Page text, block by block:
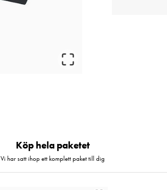
Köp hela paketet
Vi har satt ihop ett komplett paket till dig